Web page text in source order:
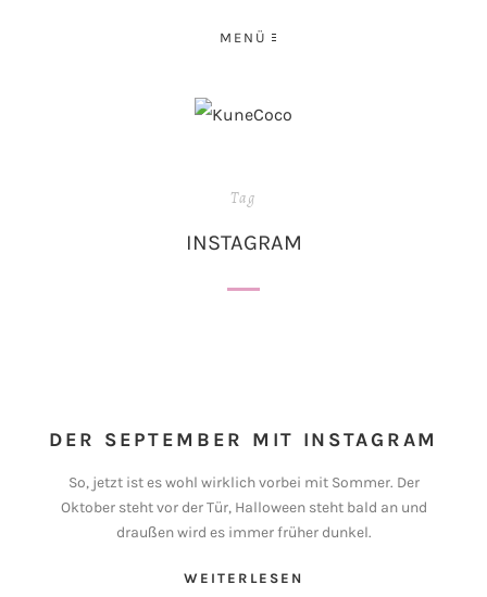
MENÜ
Tag
INSTAGRAM
DER SEPTEMBER MIT INSTAGRAM
So, jetzt ist es wohl wirklich vorbei mit Sommer. Der
Oktober steht vor der Tür, Halloween steht bald an und
draußen wird es immer früher dunkel.
WEITERLESEN